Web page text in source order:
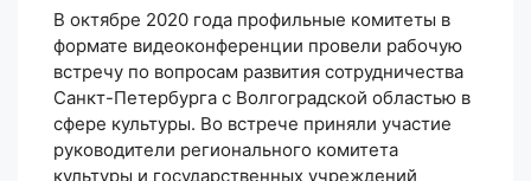
В октябре 2020 года профильные комитеты в
формате видеоконференции провели рабочую
встречу по вопросам развития сотрудничества
Санкт-Петербурга с Волгоградской областью в
сфере культуры. Во встрече приняли участие
руководители регионального комитета
культуры и государственных учреждений